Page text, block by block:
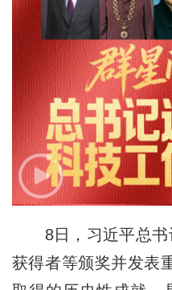
8日，习近平总书
获得者等颁奖并发表